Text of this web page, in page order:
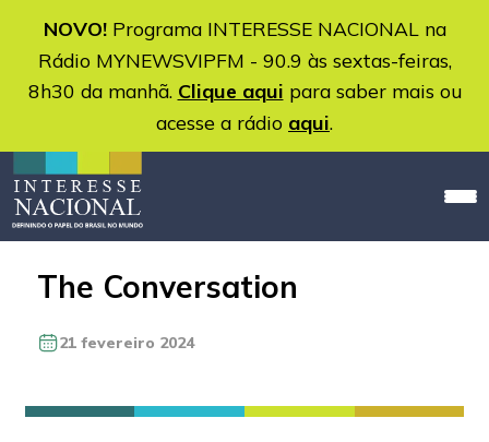
NOVO!Programa INTERESSE NACIONAL na
Rádio MYNEWSVIPFM - 90.9 às sextas-feiras,
8h30 da manhã. Clique aqui para saber mais ou
acesse a rádio aqui.
The Conversation
21 fevereiro 2024